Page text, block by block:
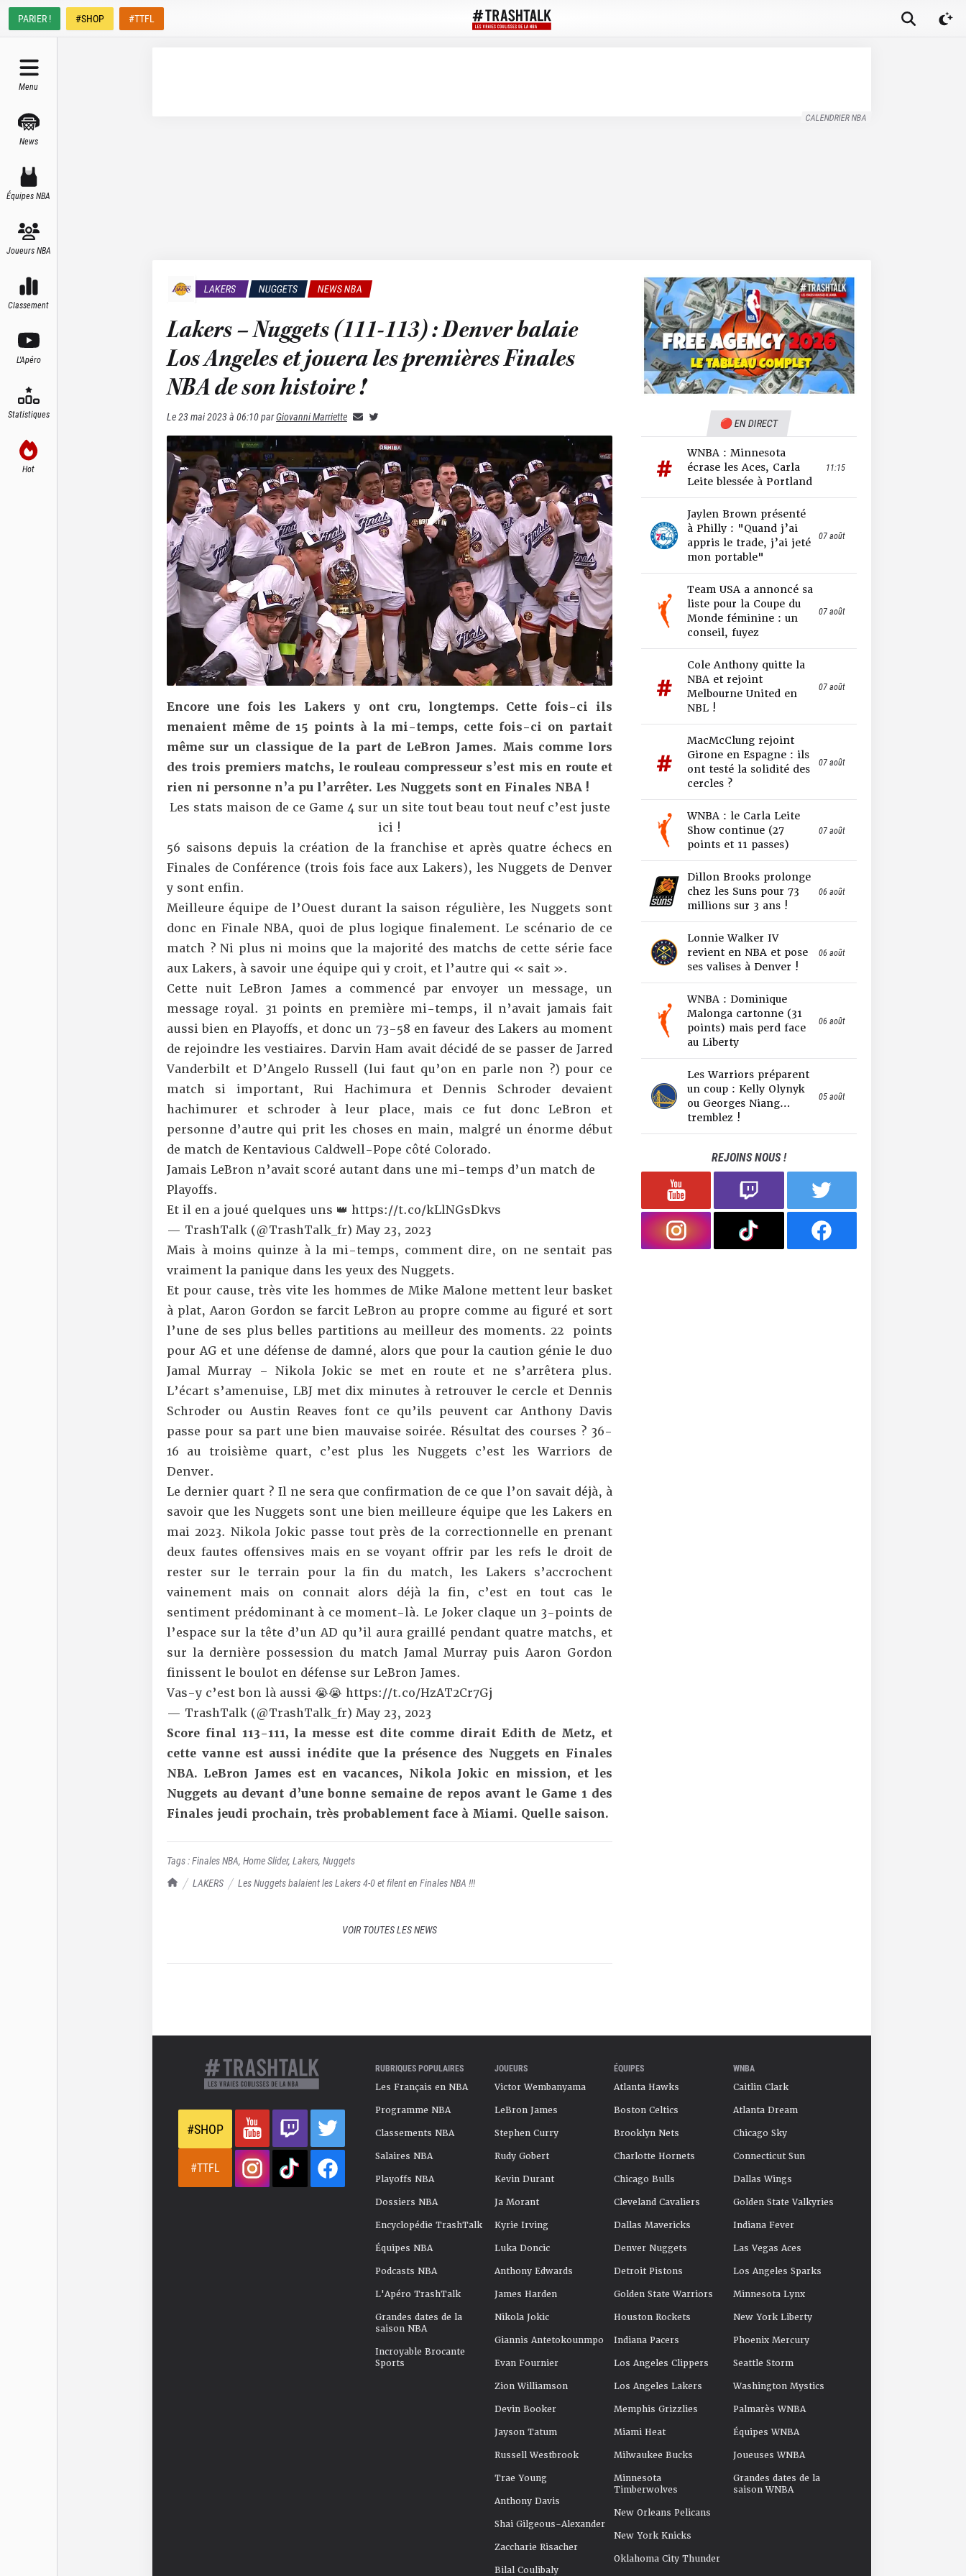
PARIER ! #SHOP #TTFL
Menu
News
Équipes NBA
Joueurs NBA
Classement
L'Apéro
Statistiques
Hot
CALENDRIER NBA
TrashTalk Actu NBA
LAKERS Les Nuggets balaient les Lakers 4-0 et filent en Finales NBA !!!
LAKERS NUGGETS NEWS NBA
Lakers – Nuggets (111-113) : Denver balaie
Los Angeles et jouera les premières Finales
NBA de son histoire !
Le23 mai 2023 à 06:10parGiovanni Marriette
Encore une fois les Lakers y ont cru, longtemps. Cette fois-ci ils
menaient même de 15 points à la mi-temps, cette fois-ci on partait
même sur un classique de la part de LeBron James. Mais comme lors
des trois premiers matchs, le rouleau compresseur s’est mis en route et
rien ni personne n’a pu l’arrêter. Les Nuggets sont en Finales NBA !
Les stats maison de ce Game 4 sur un site tout beau tout neuf c’est juste
ici !
56 saisons depuis la création de la franchise et après quatre échecs en
Finales de Conférence (trois fois face aux Lakers), les Nuggets de Denver
y sont enfin.
Meilleure équipe de l’Ouest durant la saison régulière, les Nuggets sont
donc en Finale NBA, quoi de plus logique finalement. Le scénario de ce
match ? Ni plus ni moins que la majorité des matchs de cette série face
aux Lakers, à savoir une équipe qui y croit, et l’autre qui « sait ».
Cette nuit LeBron James a commencé par envoyer un message, un
message royal. 31 points en première mi-temps, il n’avait jamais fait
aussi bien en Playoffs, et donc un 73-58 en faveur des Lakers au moment
de rejoindre les vestiaires. Darvin Ham avait décidé de se passer de Jarred
Vanderbilt et D’Angelo Russell (lui faut qu’on en parle non ?) pour ce
match si important, Rui Hachimura et Dennis Schroder devaient
hachimurer et schroder à leur place, mais ce fut donc LeBron et
personne d’autre qui prit les choses en main, malgré un énorme début
de match de Kentavious Caldwell-Pope côté Colorado.
Jamais LeBron n’avait scoré autant dans une mi-temps d’un match de
Playoffs.
Et il en a joué quelques uns 👑 https://t.co/kLlNGsDkvs
— TrashTalk (@TrashTalk_fr) May 23, 2023
Mais à moins quinze à la mi-temps, comment dire, on ne sentait pas
vraiment la panique dans les yeux des Nuggets.
Et pour cause, très vite les hommes de Mike Malone mettent leur basket
à plat, Aaron Gordon se farcit LeBron au propre comme au figuré et sort
l’une de ses plus belles partitions au meilleur des moments. 22 points
pour AG et une défense de damné, alors que pour la caution génie le duo
Jamal Murray – Nikola Jokic se met en route et ne s’arrêtera plus.
L’écart s’amenuise, LBJ met dix minutes à retrouver le cercle et Dennis
Schroder ou Austin Reaves font ce qu’ils peuvent car Anthony Davis
passe pour sa part une bien mauvaise soirée. Résultat des courses ? 36-
16 au troisième quart, c’est plus les Nuggets c’est les Warriors de
Denver.
Le dernier quart ? Il ne sera que confirmation de ce que l’on savait déjà, à
savoir que les Nuggets sont une bien meilleure équipe que les Lakers en
mai 2023. Nikola Jokic passe tout près de la correctionnelle en prenant
deux fautes offensives mais en se voyant offrir par les refs le droit de
rester sur le terrain pour la fin du match, les Lakers s’accrochent
vainement mais on connait alors déjà la fin, c’est en tout cas le
sentiment prédominant à ce moment-là. Le Joker claque un 3-points de
l’espace sur la tête d’un AD qu’il aura graillé pendant quatre matchs, et
sur la dernière possession du match Jamal Murray puis Aaron Gordon
finissent le boulot en défense sur LeBron James.
Vas-y c’est bon là aussi 😭😭 https://t.co/HzAT2Cr7Gj
— TrashTalk (@TrashTalk_fr) May 23, 2023
Score final 113-111, la messe est dite comme dirait Edith de Metz, et
cette vanne est aussi inédite que la présence des Nuggets en Finales
NBA. LeBron James est en vacances, Nikola Jokic en mission, et les
Nuggets au devant d’une bonne semaine de repos avant le Game 1 des
Finales jeudi prochain, très probablement face à Miami. Quelle saison.
Tags :Finales NBA, Home Slider, Lakers, Nuggets
VOIR TOUTES LES NEWS
🔴 EN DIRECT
WNBA : Minnesota
écrase les Aces, Carla
Leite blessée à Portland
11:15
Jaylen Brown présenté
à Philly : "Quand j’ai
appris le trade, j’ai jeté
mon portable"
07 août
Team USA a annoncé sa
liste pour la Coupe du
Monde féminine : un
conseil, fuyez
07 août
Cole Anthony quitte la
NBA et rejoint
Melbourne United en
NBL !
07 août
MacMcClung rejoint
Girone en Espagne : ils
ont testé la solidité des
cercles ?
07 août
WNBA : le Carla Leite
Show continue (27
points et 11 passes)
07 août
Dillon Brooks prolonge
chez les Suns pour 73
millions sur 3 ans !
06 août
Lonnie Walker IV
revient en NBA et pose
ses valises à Denver !
06 août
WNBA : Dominique
Malonga cartonne (31
points) mais perd face
au Liberty
06 août
Les Warriors préparent
un coup : Kelly Olynyk
ou Georges Niang…
tremblez !
05 août
REJOINS NOUS !
#SHOP
#TTFL
RUBRIQUES POPULAIRES
Les Français en NBA
Programme NBA
Classements NBA
Salaires NBA
Playoffs NBA
Dossiers NBA
Encyclopédie TrashTalk
Équipes NBA
Podcasts NBA
L'Apéro TrashTalk
Grandes dates de la
saison NBA
Incroyable Brocante
Sports
JOUEURS
Victor Wembanyama
LeBron James
Stephen Curry
Rudy Gobert
Kevin Durant
Ja Morant
Kyrie Irving
Luka Doncic
Anthony Edwards
James Harden
Nikola Jokic
Giannis Antetokounmpo
Evan Fournier
Zion Williamson
Devin Booker
Jayson Tatum
Russell Westbrook
Trae Young
Anthony Davis
Shai Gilgeous-Alexander
Zaccharie Risacher
Bilal Coulibaly
ÉQUIPES
Atlanta Hawks
Boston Celtics
Brooklyn Nets
Charlotte Hornets
Chicago Bulls
Cleveland Cavaliers
Dallas Mavericks
Denver Nuggets
Detroit Pistons
Golden State Warriors
Houston Rockets
Indiana Pacers
Los Angeles Clippers
Los Angeles Lakers
Memphis Grizzlies
Miami Heat
Milwaukee Bucks
Minnesota
Timberwolves
New Orleans Pelicans
New York Knicks
Oklahoma City Thunder
WNBA
Caitlin Clark
Atlanta Dream
Chicago Sky
Connecticut Sun
Dallas Wings
Golden State Valkyries
Indiana Fever
Las Vegas Aces
Los Angeles Sparks
Minnesota Lynx
New York Liberty
Phoenix Mercury
Seattle Storm
Washington Mystics
Palmarès WNBA
Équipes WNBA
Joueuses WNBA
Grandes dates de la
saison WNBA